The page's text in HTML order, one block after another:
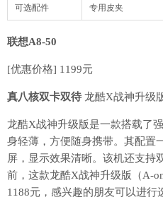
可选配件 专用皮夹
联想A8-50
[优惠价格] 1199元
真八核双卡双待 龙酷X战神升级
龙酷X战神升级版是一款搭载了
身轻薄，方便随身携带。其配置
屏，显示效果清晰。该机还支持
前，这款龙酷X战神升级版（A-
1188元，感兴趣的朋友可以进行